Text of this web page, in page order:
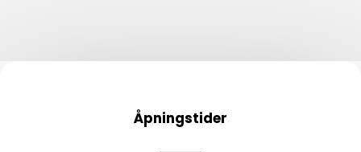
Åpningstider